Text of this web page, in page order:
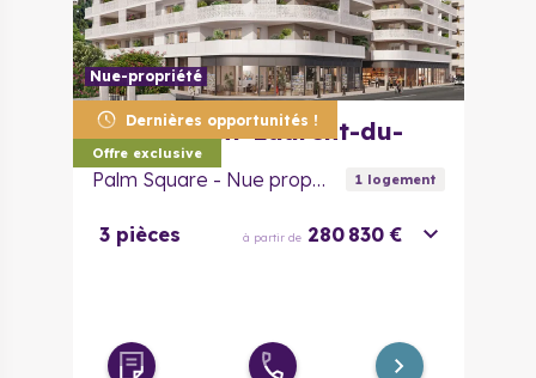
Dernières opportunités !
Offre exclusive
Nue-propriété
06700 Saint-Laurent-du-
Var
Palm Square - Nue propriété 1logement
3 pièces à partir de 280 830 €